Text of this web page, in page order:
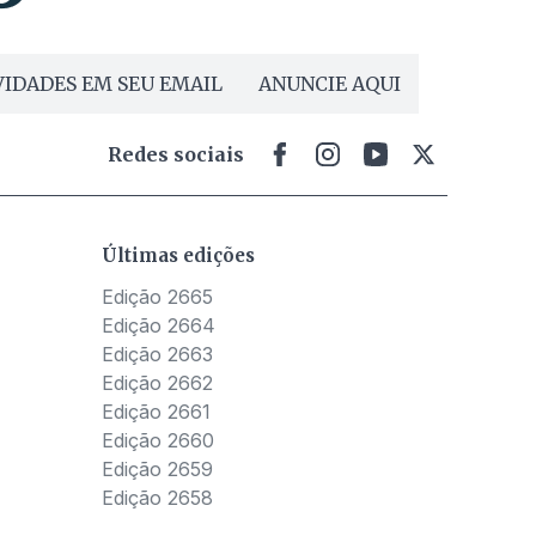
EM SEU EMAIL ANUNCIE AQUI
Redes sociais
Últimas edições
Edição 2665
Edição 2664
Edição 2663
Edição 2662
Edição 2661
Edição 2660
Edição 2659
Edição 2658